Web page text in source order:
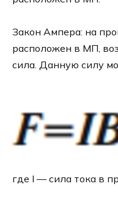
Закон Ампера: на
расположен в МП,
сила. Данную силу
где I — сила тока в